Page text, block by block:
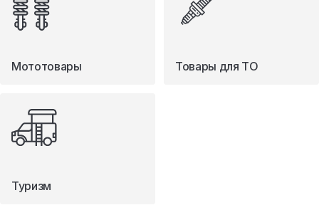
Мототовары Товары для ТО
Туризм